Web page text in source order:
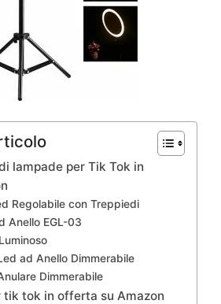
lampade per Tik Tok in
Regolabile con Treppiedi
Anello EGL-03
ad Anello Dimmerabile
Dimmerabile
tok in offerta su Amazon